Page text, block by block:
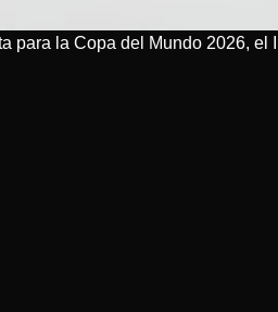
para la Copa del Mundo 2026,